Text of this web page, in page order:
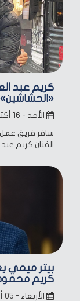
كريم عبد
الأحد - ١٦ أكتوبر ٢٠٢٢
سافر فريق
الفنان كريم عبد
بيتر ميمي
كريم محمود
الأربعاء - ٠٥ أكتوبر ٢٠٢٢